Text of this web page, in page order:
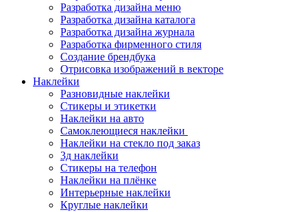
Разработка дизайна меню
Разработка дизайна каталога
Разработка дизайна журнала
Разработка фирменного стиля
Создание брендбука
Отрисовка изображений в векторе
Наклейки
Разновидные наклейки
Стикеры и этикетки
Наклейки на авто
Самоклеющиеся наклейки
Наклейки на стекло под заказ
3д наклейки
Cтикеры на телефон
Наклейки на плёнке
Интерьерные наклейки
Круглые наклейки